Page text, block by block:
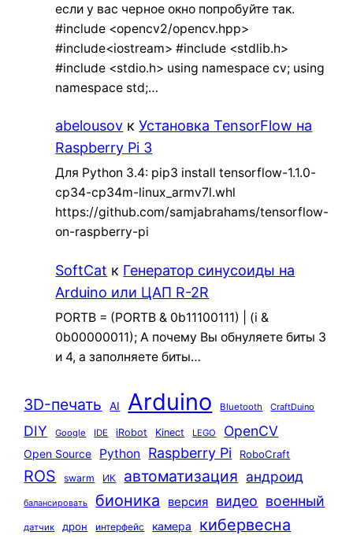
если у вас черное окно попробуйте так.
#include <opencv2/opencv.hpp>
#include<iostream> #include <stdlib.h>
#include <stdio.h> using namespace cv; using
namespace std;…
abelousov кУстановка TensorFlow на
Raspberry Pi 3
Для Python 3.4: pip3 install tensorflow-1.1.0-
cp34-cp34m-linux_armv7l.whl
https://github.com/samjabrahams/tensorflow-
on-raspberry-pi
SoftCat к Генератор синусоиды на
Arduino или ЦАП R-2R
PORTB = (PORTB & 0b11100111) | (i &
0b00000011); А почему Вы обнуляете биты 3
и 4, а заполняете биты…
3D-печать AI Arduino Bluetooth CraftDuino
DIY Google IDE iRobot Kinect LEGO OpenCV
Open Source Python Raspberry Pi RoboCraft
ROS swarm ИК автоматизация андроид
балансировать бионика версия видео военный
датчик дрон интерфейс камера кибервесна